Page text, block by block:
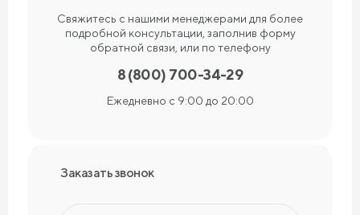
Свяжитесь с нашими менеджерами для более
подробной консультации, заполнив форму
обратной связи, или по телефону
8 (800) 700-34-29
Ежедневно с 9:00 до 20:00
Заказать звонок